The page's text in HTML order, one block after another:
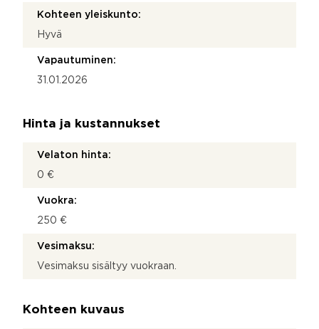
Kohteen yleiskunto:
Hyvä
Vapautuminen:
31.01.2026
Hinta ja kustannukset
Velaton hinta:
0 €
Vuokra:
250 €
Vesimaksu:
Vesimaksu sisältyy vuokraan.
Kohteen kuvaus